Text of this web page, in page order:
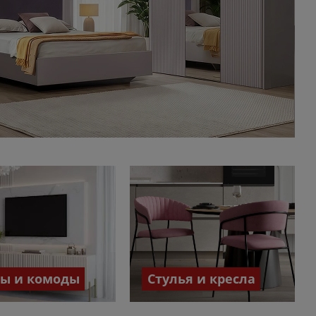
и комоды Стулья и кресла